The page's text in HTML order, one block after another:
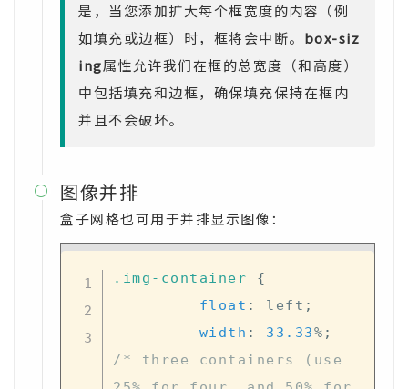
是，当您添加扩大每个框宽度的内容（例
如填充或边框）时，框将会中断。 box-siz
ing属性允许我们在框的总宽度（和高度）
中包括填充和边框，确保填充保持在框内
并且不会破坏。
 图像并排
盒子网格也可用于并排显示图像：
.img-container
{
float : left ;
width : 33.33% ;
/* three containers (use